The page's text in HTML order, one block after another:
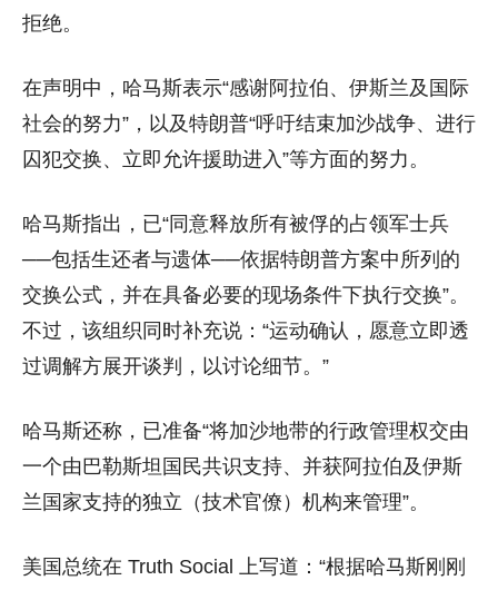
拒绝。
在声明中，哈马斯表示“感谢阿拉伯、伊斯兰及国际
社会的努力”，以及特朗普“呼吁结束加沙战争、进行
囚犯交换、立即允许援助进入”等方面的努力。
哈马斯指出，已“同意释放所有被俘的占领军士兵
──包括生还者与遗体──依据特朗普方案中所列的
交换公式，并在具备必要的现场条件下执行交换”。
不过，该组织同时补充说：“运动确认，愿意立即透
过调解方展开谈判，以讨论细节。”
哈马斯还称，已准备“将加沙地带的行政管理权交由
一个由巴勒斯坦国民共识支持、并获阿拉伯及伊斯
兰国家支持的独立（技术官僚）机构来管理”。
美国总统在 Truth Social 上写道：“根据哈马斯刚刚